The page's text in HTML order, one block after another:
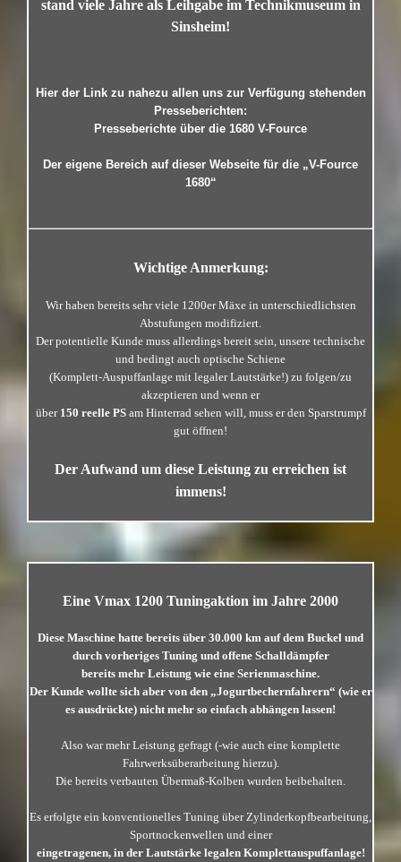
stand viele Jahre als Leihgabe im Technikmuseum in
Sinsheim!
Hier der Link zu nahezu allen uns zur Verfügung stehenden
Presseberichten:
Presseberichte über die 1680 V-Fource
Der eigene Bereich auf dieser Webseite für die „V-Fource
1680“
Wichtige Anmerkung:
Wir haben bereits sehr viele 1200er Mäxe in unterschiedlichsten
Abstufungen modifiziert.
Der potentielle Kunde muss allerdings bereit sein, unsere technische
und bedingt auch optische Schiene
(Komplett-Auspuffanlage mit legaler Lautstärke!) zu folgen/zu
akzeptieren und wenn er
über 150 reelle PSam Hinterrad sehen will, muss er den Sparstrumpf
gut öffnen!
Der Aufwand um diese Leistung zu erreichen ist
immens!
Eine Vmax 1200 Tuningaktion im Jahre 2000
Diese Maschine hatte bereits über 30.000 km auf dem Buckel und
durch vorheriges Tuning und offene Schalldämpfer
bereits mehr Leistung wie eine Serienmaschine.
Der Kunde wollte sich aber von den „Jogurtbechernfahrern“ (wie er
es ausdrückte) nicht mehr so einfach abhängen lassen!
Also war mehr Leistung gefragt (-wie auch eine komplette
Fahrwerksüberarbeitung hierzu).
Die bereits verbauten Übermaß-Kolben wurden beibehalten.
Es erfolgte ein konventionelles Tuning über Zylinderkopfbearbeitung,
Sportnockenwellen und einer
eingetragenen, in der Lautstärke legalen Komplettauspuffanlage!